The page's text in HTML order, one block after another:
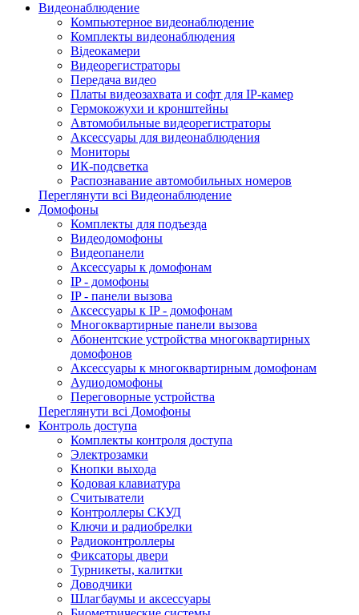
Видеонаблюдение
Компьютерное видеонаблюдение
Комплекты видеонаблюдения
Відеокамери
Видеорегистраторы
Передача видео
Платы видеозахвата и софт для IP-камер
Гермокожухи и кронштейны
Автомобильные видеорегистраторы
Аксессуары для видеонаблюдения
Мониторы
ИК-подсветка
Распознавание автомобильных номеров
Переглянути всі Видеонаблюдение
Домофоны
Комплекты для подъезда
Видеодомофоны
Видеопанели
Аксессуары к домофонам
IP - домофоны
IP - панели вызова
Аксессуары к IP - домофонам
Многоквартирные панели вызова
Абонентские устройства многоквартирных
домофонов
Аксессуары к многоквартирным домофонам
Аудиодомофоны
Переговорные устройства
Переглянути всі Домофоны
Контроль доступа
Комплекты контроля доступа
Электрозамки
Кнопки выхода
Кодовая клавиатура
Считыватели
Контроллеры СКУД
Ключи и радиобрелки
Радиоконтроллеры
Фиксаторы двери
Турникеты, калитки
Доводчики
Шлагбаумы и аксессуары